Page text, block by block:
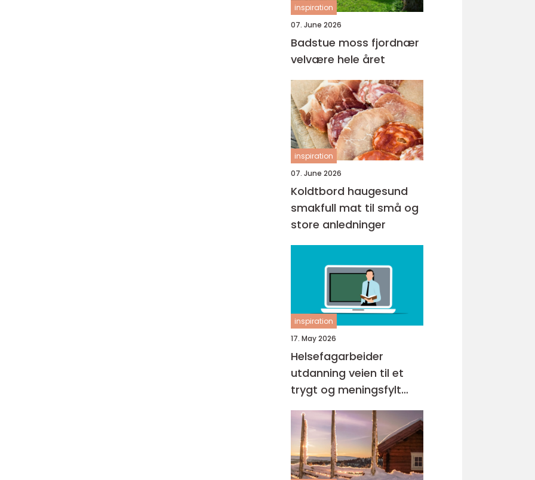
inspiration
07. June 2026
Badstue moss fjordnær
velvære hele året
inspiration
07. June 2026
Koldtbord haugesund
smakfull mat til små og
store anledninger
inspiration
17. May 2026
Helsefagarbeider
utdanning veien til et
trygt og meningsfylt
yrke